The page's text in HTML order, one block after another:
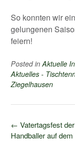
So konnten wir
gelungenen
feiern!
Posted in Aktuelle
Aktuelles -
Ziegelhausen
Post
navigation
← Vatertagsfest der
Handballer auf